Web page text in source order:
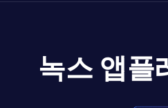
녹스 앱플